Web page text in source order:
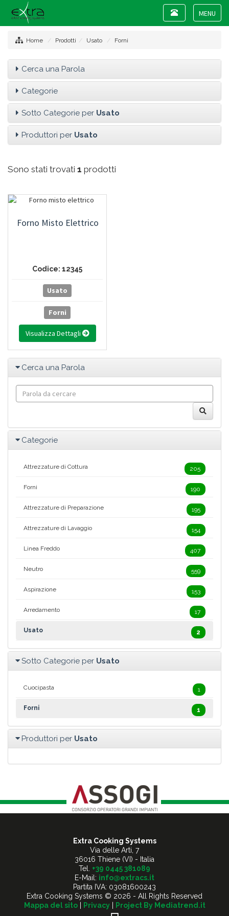
Toggle
Toggle
navigation
Home Prodotti Usato Forni
Cerca una Parola
Categorie
Sotto Categorie per Usato
Produttori per Usato
Sono stati trovati 1 prodotti
Forno Misto Elettrico
Codice: 12345
Usato
Forni
Visualizza Dettagli
Cerca una Parola
Categorie
Attrezzature di Cottura 205
Forni 190
Attrezzature di Preparazione 195
Attrezzature di Lavaggio 154
Linea Freddo 407
Neutro 559
Aspirazione 153
Arredamento 17
Usato 2
Sotto Categorie per Usato
Cuocipasta 1
Forni 1
Produttori per Usato
Extra Cooking Systems
Via delle Arti, 7
36016 Thiene (VI) - Italia
Tel. +39 0445 381089
E-Mail: info@extracs.it
Partita IVA: 03081600243
Extra Cooking Systems © 2026 - All Rights Reserved
Mappa del sito| Privacy| Project By Mediatrend.it